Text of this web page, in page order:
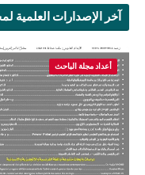
آخر الإصدارات العلمية
أعداد مجلة الباحث